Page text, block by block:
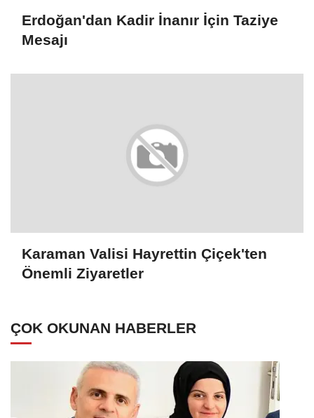
Erdoğan'dan Kadir İnanır İçin Taziye
Mesajı
Karaman Valisi Hayrettin Çiçek'ten
Önemli Ziyaretler
ÇOK OKUNAN HABERLER